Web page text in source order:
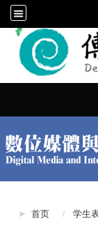
首页 学生